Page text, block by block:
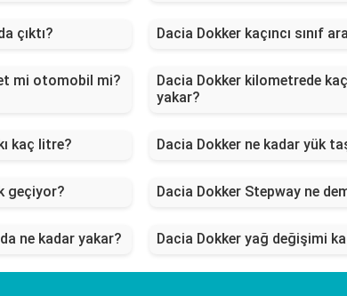
çıktı? Dacia Dokker kaçıncı sınıf
mi otomobil mi?
Dacia Dokker kilometrede
yakar?
kaç litre? Dacia Dokker ne kadar yük
geçiyor? Dacia Dokker Stepway ne
ne kadar yakar? Dacia Dokker yağ değişimi